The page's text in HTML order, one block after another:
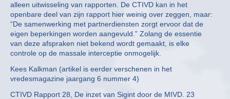
alleen uitwisseling van rapporten. De CTIVD kan in het
openbare deel van zijn rapport hier weinig over zeggen, maar:
“De samenwerking met partnerdiensten zorgt ervoor dat de
eigen beperkingen worden aangevuld.” Zolang de essentie
van deze afspraken niet bekend wordt gemaakt, is elke
controle op de massale interceptie onmogelijk.
Kees Kalkman (artikel is eerder verschenen in het
vredesmagazine jaargang 6 nummer 4)
CTIVD Rapport 28, De inzet van Sigint door de MIVD. 23